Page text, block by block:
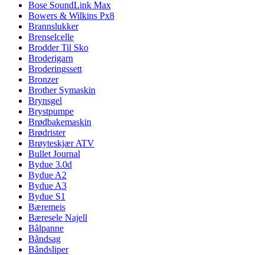
Bose SoundLink Max
Bowers & Wilkins Px8
Brannslukker
Brenselcelle
Brodder Til Sko
Broderigarn
Broderingssett
Bronzer
Brother Symaskin
Brynsgel
Brystpumpe
Brødbakemaskin
Brødrister
Brøyteskjær ATV
Bullet Journal
Bydue 3.0d
Bydue A2
Bydue A3
Bydue S1
Bæremeis
Bæresele Najell
Bålpanne
Båndsag
Båndsliper